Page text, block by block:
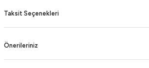
Taksit Seçenekleri
Önerileriniz